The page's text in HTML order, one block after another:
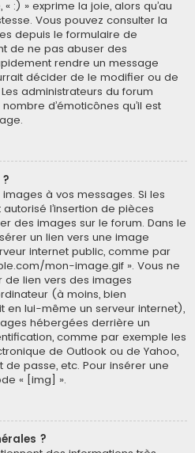
:) » exprime la joie, alors qu’au
Vous pouvez consulter la
depuis le formulaire de
de ne pas abuser des
rendre un message
décider de le modifier ou de
administrateurs du forum
d’émoticônes qu’il est
à vos messages. Si les
l’insertion de pièces
des images sur le forum. Dans le
un lien vers une image
internet public, comme par
mon-image.gif ». Vous ne
lien vers des images
(à moins, bien
en lui-même un serveur internet),
hébergées derrière un
comme par exemple les
de Outlook ou de Yahoo,
passe, etc. Pour insérer une
« [img] ».
?